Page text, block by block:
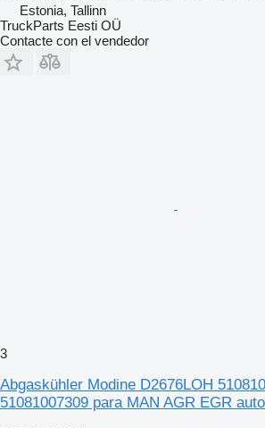
Estonia, Tallinn
TruckParts Eesti OÜ
Contacte con el vendedor
3
Abgaskühler Modine D2676LOH
51081007309 para MAN AGR EGR